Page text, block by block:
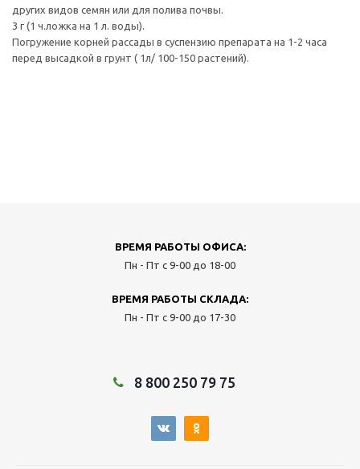
других видов семян или для полива почвы.
3 г (1 ч.ложка на 1 л. воды).
Погружение корней рассады в суспензию препарата на 1-2 часа
перед высадкой в грунт ( 1л/ 100-150 растений).
ВРЕМЯ РАБОТЫ ОФИСА:
Пн - Пт с 9-00 до 18-00
ВРЕМЯ РАБОТЫ СКЛАДА:
Пн - Пт с 9-00 до 17-30
8 800 250 79 75